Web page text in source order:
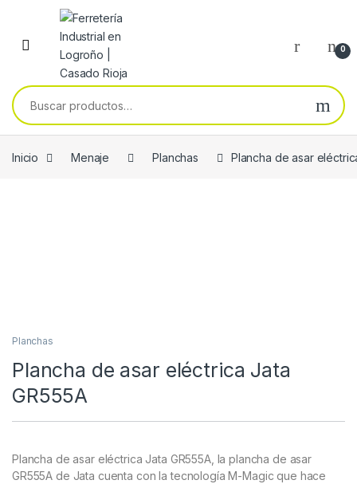
Skip to navigation
Skip to content
0
Buscar por:
Inicio Menaje Planchas Plancha de asar
Planchas
Plancha de asar eléctrica Jata
GR555A
Plancha de asar eléctrica Jata GR555A, la plancha de asar
GR555A de Jata cuenta con la tecnología M-Magic que hace